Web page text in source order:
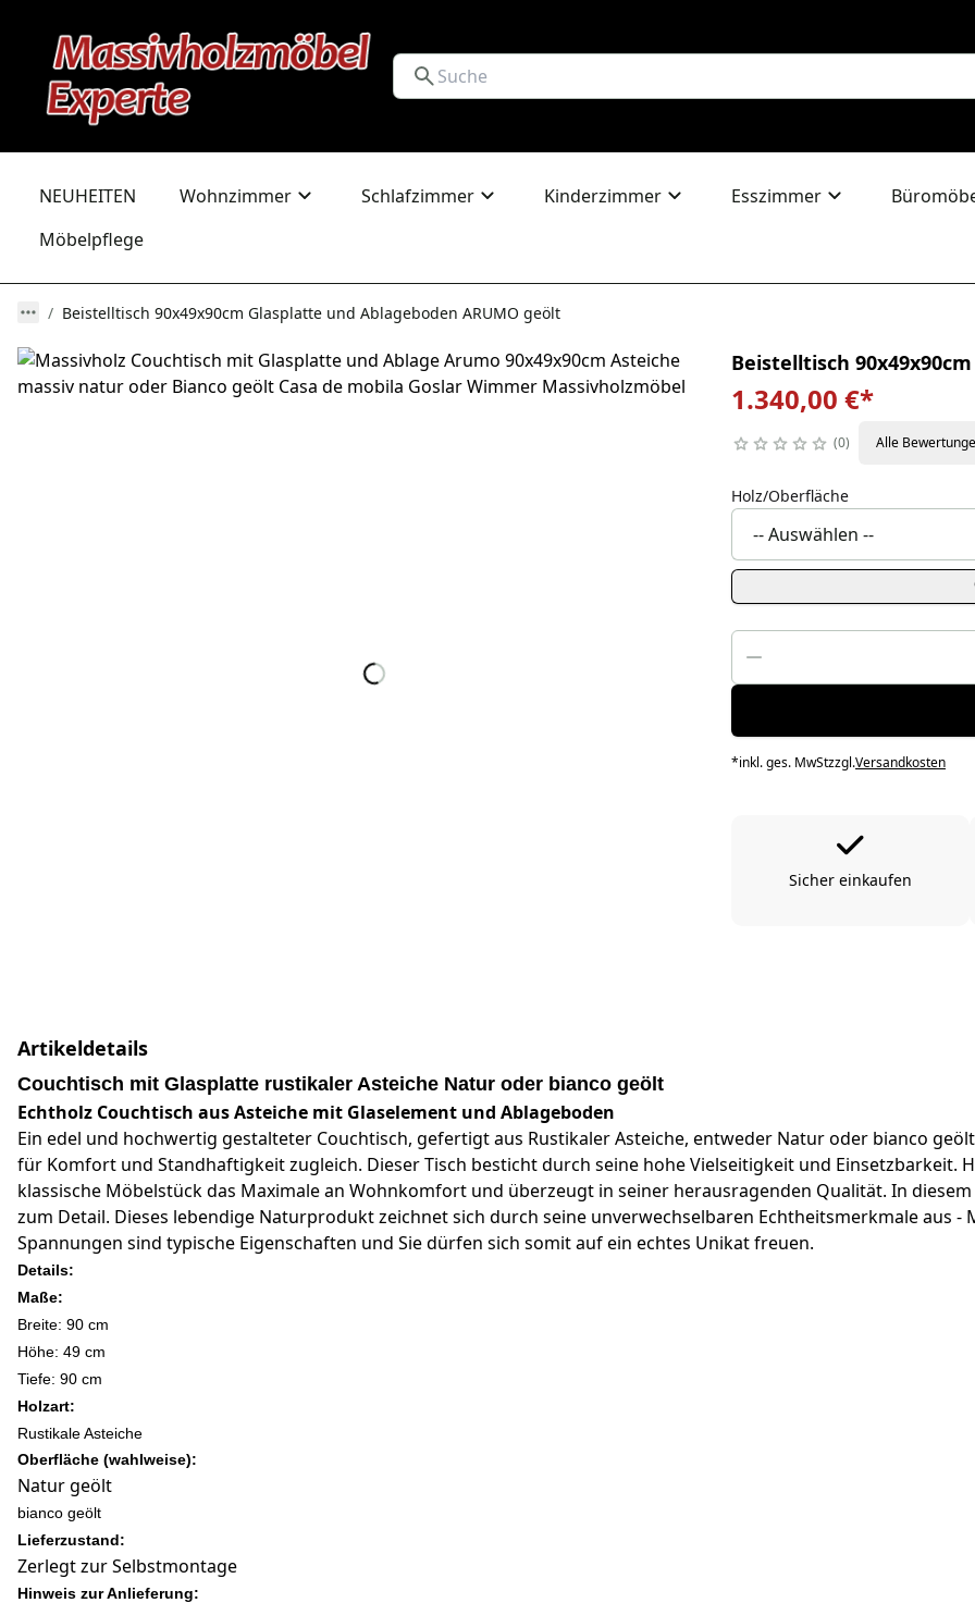
NEUHEITEN Wohnzimmer Schlafzimmer Kinderzimmer Esszimmer
Möbelpflege
Beistelltisch 90x49x90cm Glasplatte und Ablageboden ARUMO geölt
Beistelltisch
1.340,00 €*
0 Alle
Holz/Oberfläche
*inkl. ges. MwStzzgl.Versandkosten
Sicher einkaufen
Artikeldetails
Couchtisch mit Glasplatte rustikaler Asteiche Natur oder bianco geölt
Echtholz Couchtisch aus Asteiche mit Glaselement und Ablageboden
Ein edel und hochwertig gestalteter Couchtisch, gefertigt aus Rustikaler Asteiche, entweder Natur oder bianco
für Komfort und Standhaftigkeit zugleich. Dieser Tisch besticht durch seine hohe Vielseitigkeit und Einsetzbarkeit.
klassische Möbelstück das Maximale an Wohnkomfort und überzeugt in seiner herausragenden Qualität. In
zum Detail. Dieses lebendige Naturprodukt zeichnet sich durch seine unverwechselbaren Echtheitsmerkmale aus
Spannungen sind typische Eigenschaften und Sie dürfen sich somit auf ein echtes Unikat freuen.
Details:
Maße:
Breite: 90 cm
Höhe: 49 cm
Tiefe: 90 cm
Holzart:
Rustikale Asteiche
Oberfläche (wahlweise):
Natur geölt
bianco geölt
Lieferzustand:
Zerlegt zur Selbstmontage
Hinweis zur Anlieferung: